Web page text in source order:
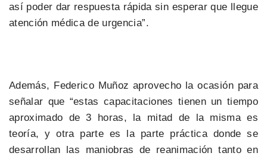
así poder dar respuesta rápida sin esperar que llegue
atención médica de urgencia”.
Además, Federico Muñoz aprovecho la ocasión para
señalar que “estas capacitaciones tienen un tiempo
aproximado de 3 horas, la mitad de la misma es
teoría, y otra parte es la parte práctica donde se
desarrollan las maniobras de reanimación tanto en